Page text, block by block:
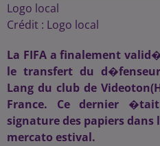
Logo local
Crédit : Logo local
La FIFA a finalement
le transfert du
Lang du club de
France. Ce dernier
signature des papiers dans
mercato estival.